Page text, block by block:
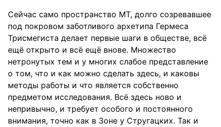
Сейчас само пространство МТ, долго созревавшее
под покровом заботливого архетипа Гермеса
Трисмегиста делает первые шаги в обществе, всё
ещё открыто и всё ещё внове. Множество
нетронутых тем и у многих слабое представление
о том, что и как можно сделать здесь, и каковы
методы работы и что является собственно
предметом исследования. Всё здесь ново и
непривычно, и требует особого и постоянного
внимания, точно как в Зоне у Стругацких. Так и